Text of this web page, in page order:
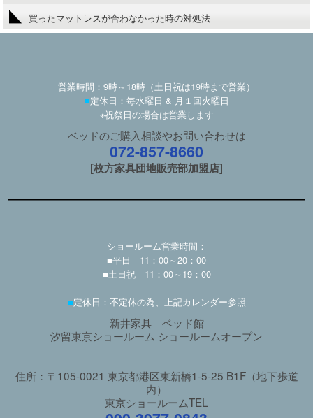
買ったマットレスが合わなかった時の対処法
営業時間：9時～18時（土日祝は19時まで営業）
■定休日：毎水曜日 & 月１回火曜日
※祝祭日の場合は営業します
ベッドのご購入相談やお問い合わせは
072-857-8660
[枚方家具団地販売部加盟店]
ショールーム営業時間：
■平日 11：00～20：00
■土日祝 11：00～19：00
■定休日：不定休の為、上記カレンダー参照
新井家具 ベッド館
汐留東京ショールーム ショールームオープン
住所：〒105-0021 東京都港区東新橋1-5-25 B1F（地下歩道
内）
東京ショールームTEL